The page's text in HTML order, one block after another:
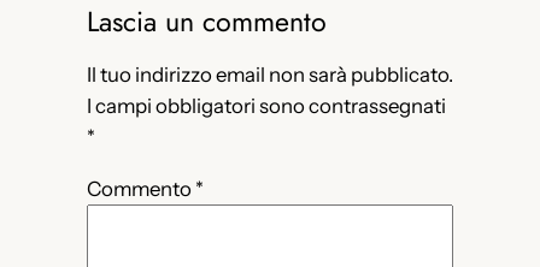
Lascia un commento
Il tuo indirizzo email non sarà pubblicato.
I campi obbligatori sono contrassegnati
*
Commento *